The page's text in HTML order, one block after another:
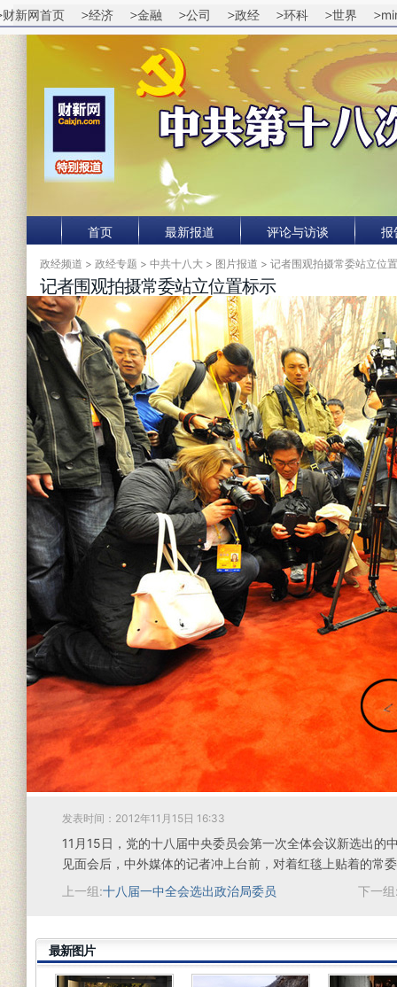
财新网首页 经济 金融 公司 政经 环科 世界
首页 最新报道 评论与访谈 报
政经频道 > 政经专题 > 中共十八大 > 图片报道 > 记者围观拍摄常委站立位
记者围观拍摄常委站立位置标示
发表时间：2012年11月15日 16:33
11月15日，党的十八届中央委员会第一次全体会议新选出的
见面会后，中外媒体的记者冲上台前，对着红毯上贴着的常
上一组:十八届一中全会选出政治局委员 下一
最新图片